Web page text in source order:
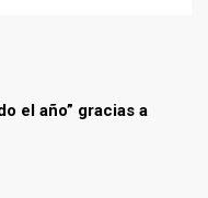
el año” gracias a